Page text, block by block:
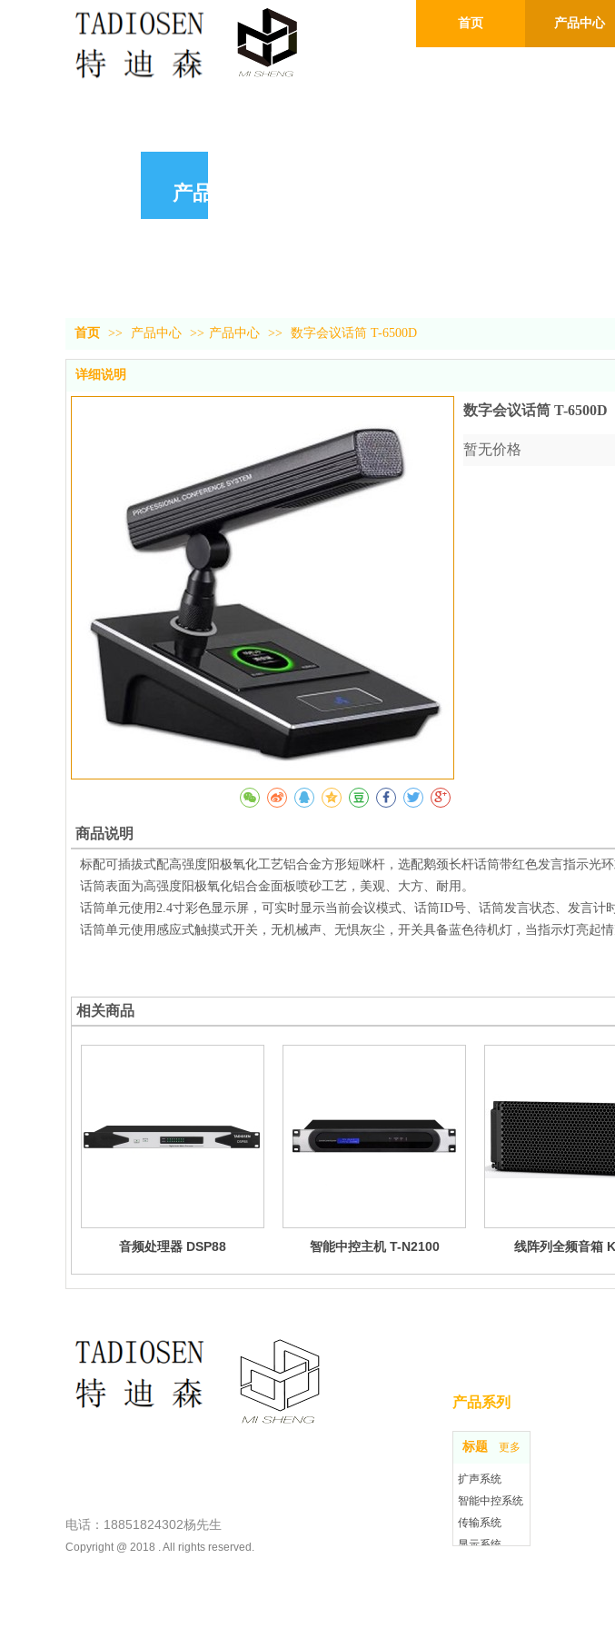
首页 产品中心
产品中心
首页 >> 产品中心 >> 产品中心 >> 数字会议话筒 T-6500D
详细说明
数字会议话筒 T-6500D
暂无价格
商品说明
标配可插拔式配高强度阳极氧化工艺铝合金方形短咪杆，选配鹅颈长杆话筒带红色发言指示光
话筒表面为高强度阳极氧化铝合金面板喷砂工艺，美观、大方、耐用。
话筒单元使用2.4寸彩色显示屏，可实时显示当前会议模式、话筒ID号、话筒发言状态、发言计
话筒单元使用感应式触摸式开关，无机械声、无惧灰尘，开关具备蓝色待机灯，当指示灯亮起
相关商品
音频处理器 DSP88 智能中控主机 T-N2100 线阵列全频音箱
标题 更多
扩声系统
智能中控系统
传输系统
显示系统
电话：18851824302杨先生
Copyright @ 2018 . All rights reserved.
产品系列